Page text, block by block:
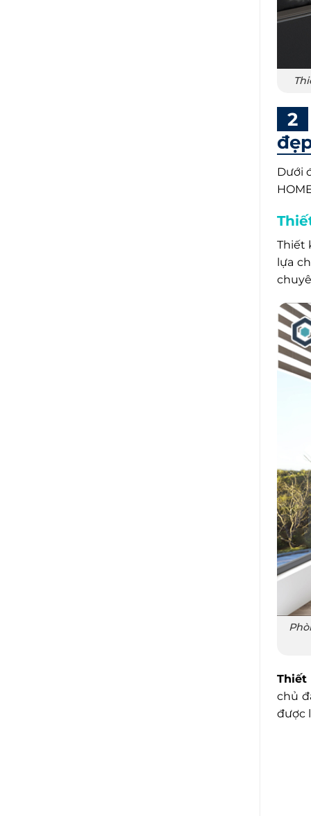
Dưới
Thiết
lựa
Thiết
chủ
được